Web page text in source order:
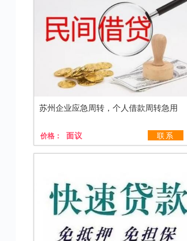
苏州企业应急周转，个人借款周转急用
价格： 面议 联系